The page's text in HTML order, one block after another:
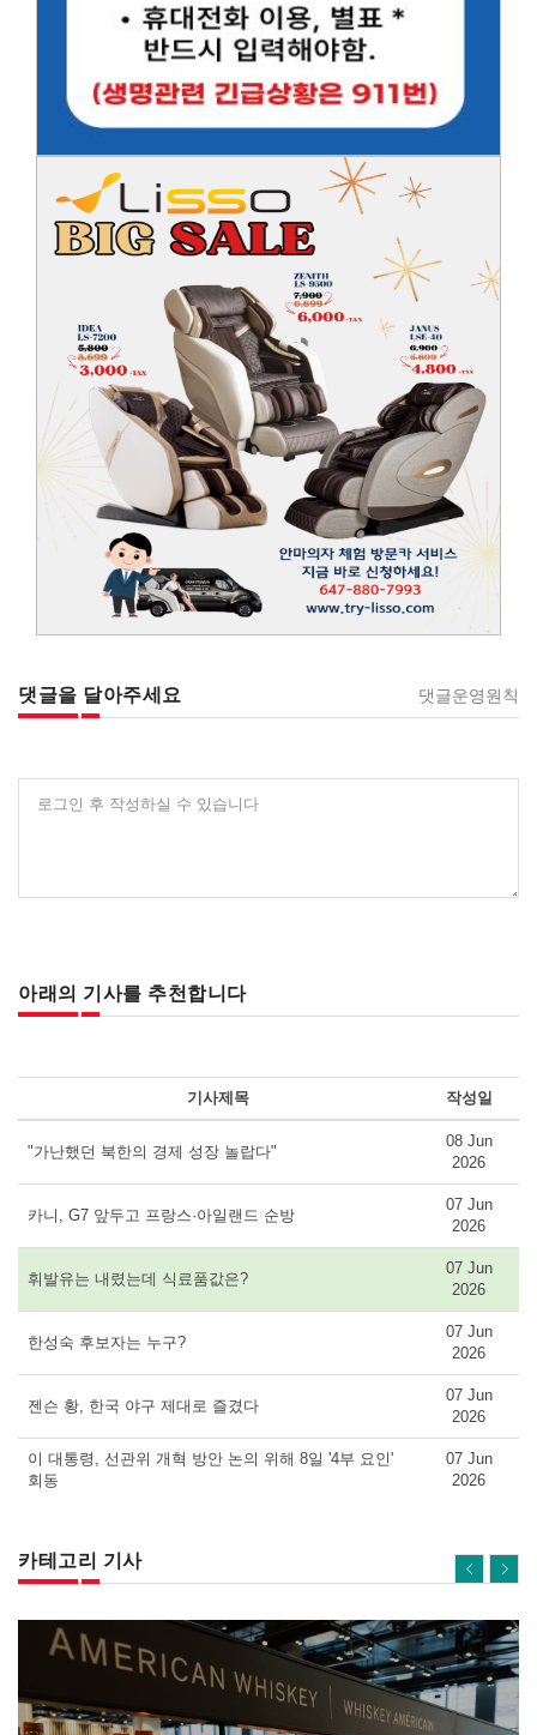
댓글을 달아주세요 댓글운영원칙
로그인 후 작성하실 수 있습니다
아래의 기사를 추천합니다
기사제목 작성일
"가난했던 북한의 경제 성장 놀랍다"
08 Jun
2026
카니, G7 앞두고 프랑스·아일랜드 순방
07 Jun
2026
휘발유는 내렸는데 식료품값은?
07 Jun
2026
한성숙 후보자는 누구?
07 Jun
2026
젠슨 황, 한국 야구 제대로 즐겼다
07 Jun
2026
이 대통령, 선관위 개혁 방안 논의 위해 8일 '4부 요인'
회동
07 Jun
2026
카테고리 기사